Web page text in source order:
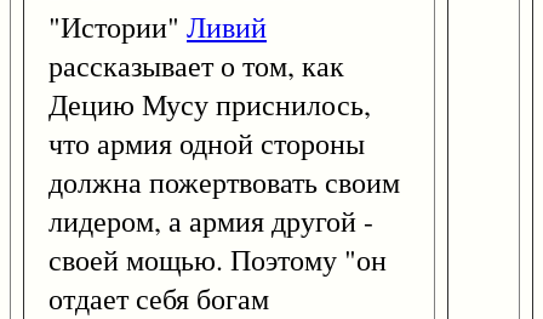
"Истории" Ливий
рассказывает о том, как
Децию Мусу приснилось,
что армия одной стороны
должна пожертвовать своим
лидером, а армия другой -
своей мощью. Поэтому "он
отдает себя богам